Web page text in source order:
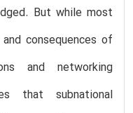
But while most
consequences of
and networking
that subnational